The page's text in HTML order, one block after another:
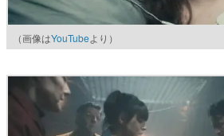
（画像はYouTubeより）